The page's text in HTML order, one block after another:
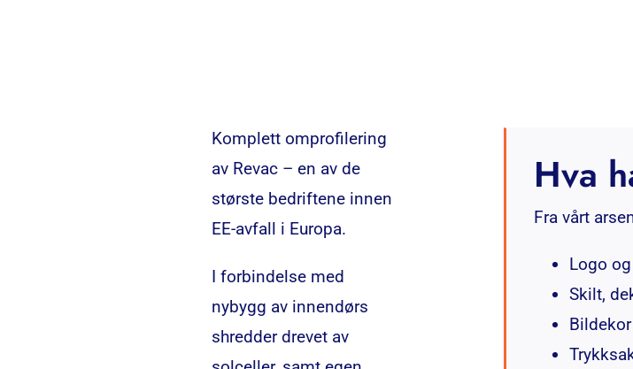
Komplett omprofilering
av Revac – en av de
største bedriftene innen
EE-avfall i Europa.
I forbindelse med
nybygg av innendørs
shredder drevet av
Hva
Fra vårt
Logo
Skilt,